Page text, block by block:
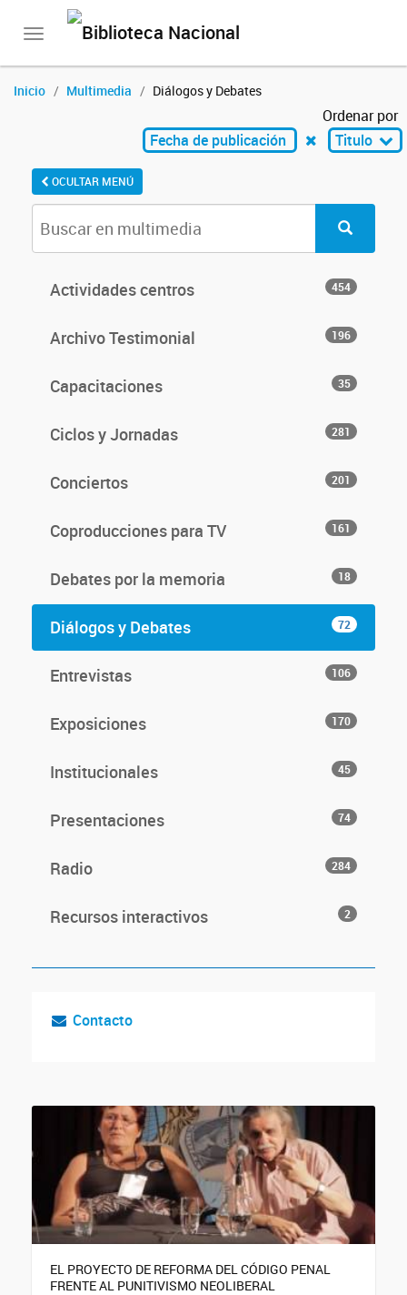
Toggle
Inicio Multimedia Diálogos y Debates
Ordenar por
Fecha de publicación
Titulo
OCULTAR MENÚ
Actividades centros 454
Archivo Testimonial 196
Capacitaciones 35
Ciclos y Jornadas 281
Conciertos 201
Coproducciones para TV 161
Debates por la memoria 18
Diálogos y Debates 72
Entrevistas 106
Exposiciones 170
Institucionales 45
Presentaciones 74
Radio 284
Recursos interactivos 2
Contacto
EL PROYECTO DE REFORMA DEL CÓDIGO PENAL
FRENTE AL PUNITIVISMO NEOLIBERAL